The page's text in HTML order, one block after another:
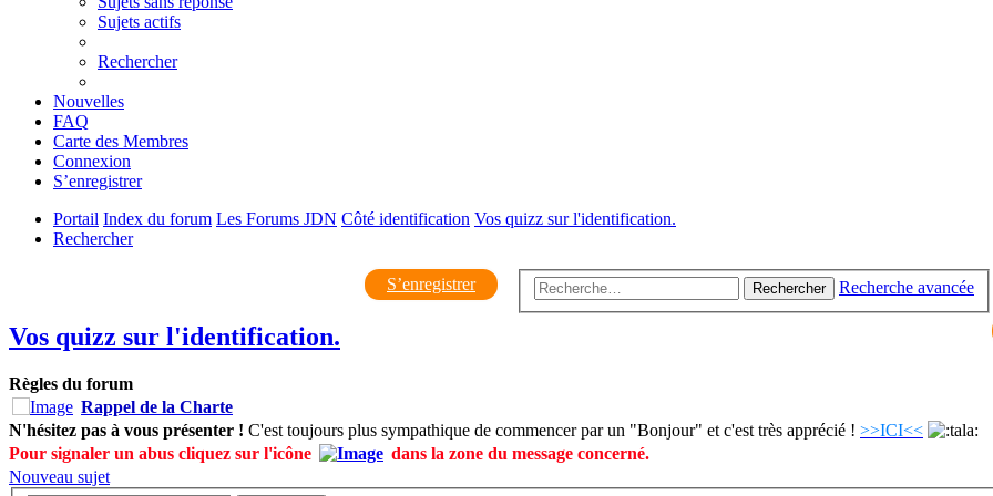
Sujets actifs
Rechercher
Nouvelles
FAQ
Carte des Membres
Connexion
S’enregistrer
Portail Index du forum Les Forums JDN Côté identification Vos quizz sur l'identification.
Rechercher
S’enregistrer Rechercher Recherche avancée
Vos quizz sur l'identification.
Règles du forum
Rappel de la Charte
N'hésitez pas à vous présenter ! C'est toujours plus sympathique de commencer par un "Bonjour" et c'est très apprécié ! >>ICI<<
Pour signaler un abus cliquez sur l'icône
dans la zone du message concerné.
Nouveau sujet